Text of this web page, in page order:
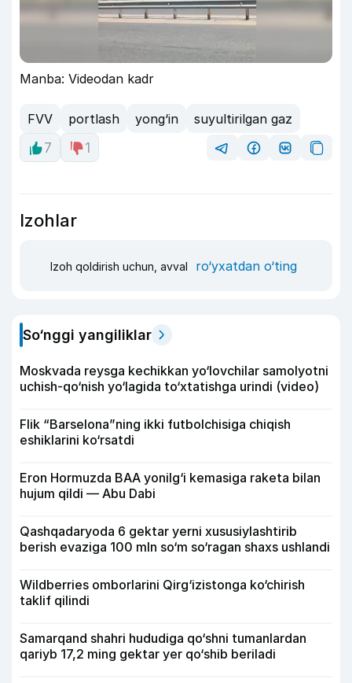
Manba: Videodan kadr
FVV portlash yong‘in
suyultirilgan gaz
7
1
Izohlar
Izoh qoldirish uchun, avval ro‘yxatdan o‘ting
So‘nggi yangiliklar
Moskvada reysga kechikkan yo‘lovchilar samolyotni
uchish-qo‘nish yo‘lagida to‘xtatishga urindi (video)
Flik “Barselona”ning ikki futbolchisiga chiqish
eshiklarini ko‘rsatdi
Eron Hormuzda BAA yonilg‘i kemasiga raketa bilan
hujum qildi — Abu Dabi
Qashqadaryoda 6 gektar yerni xususiylashtirib
berish evaziga 100 mln so‘m so‘ragan shaxs ushlandi
Wildberries omborlarini Qirg‘izistonga ko‘chirish
taklif qilindi
Samarqand shahri hududiga qo‘shni tumanlardan
qariyb 17,2 ming gektar yer qo‘shib beriladi